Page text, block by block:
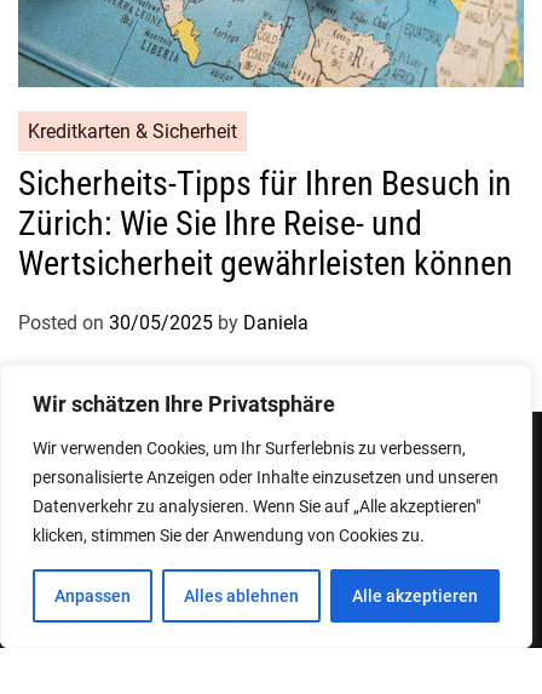
Wir schätzen Ihre Privatsphäre
Wir verwenden Cookies, um Ihr Surferlebnis zu verbessern,
personalisierte Anzeigen oder Inhalte einzusetzen und unseren
Datenverkehr zu analysieren. Wenn Sie auf „Alle akzeptieren"
klicken, stimmen Sie der Anwendung von Cookies zu.
Anpassen Alles ablehnen Alle akzeptieren
Kreditkarten & Sicherheit
Sicherheits-Tipps für Ihren Besuch in
Zürich: Wie Sie Ihre Reise- und
Wertsicherheit gewährleisten können
Posted on 30/05/2025 by Daniela
Designed & Developed by ThemeinWP Team
ImpressumDatenschutzerklärung